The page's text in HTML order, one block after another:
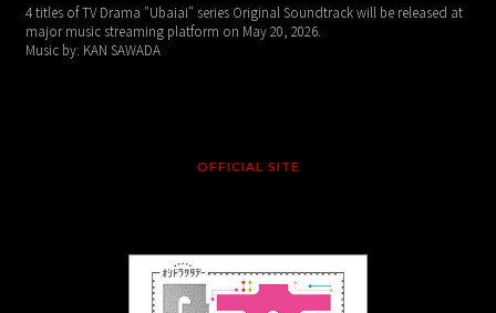
4 titles of TV Drama "Ubaiai" series Original Soundtrack will be released at
major music streaming platform on May 20, 2026.
Music by: KAN SAWADA
OFFICIAL SITE